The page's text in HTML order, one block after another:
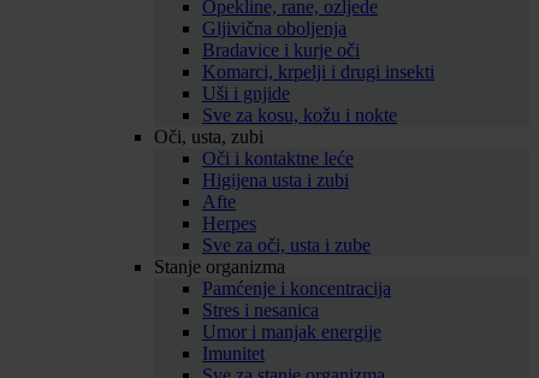
Opekline, rane, ozljede
Gljivična oboljenja
Bradavice i kurje oči
Komarci, krpelji i drugi insekti
Uši i gnjide
Sve za kosu, kožu i nokte
Oči, usta, zubi
Oči i kontaktne leće
Higijena usta i zubi
Afte
Herpes
Sve za oči, usta i zube
Stanje organizma
Pamćenje i koncentracija
Stres i nesanica
Umor i manjak energije
Imunitet